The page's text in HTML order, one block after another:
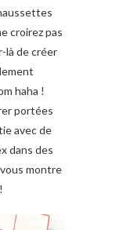
croirez pas
là de créer
haha !
portées
avec de
dans des
montre